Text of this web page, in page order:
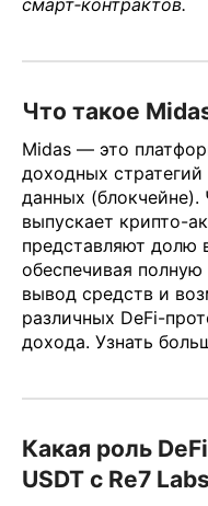
Что такое
Midas — это
доходных
данных (блокчейне).
выпускает крипто-
представляют долю
обеспечивая
вывод средств и
различных DeFi-
дохода. Узнать
Какая роль
USDT с Re7